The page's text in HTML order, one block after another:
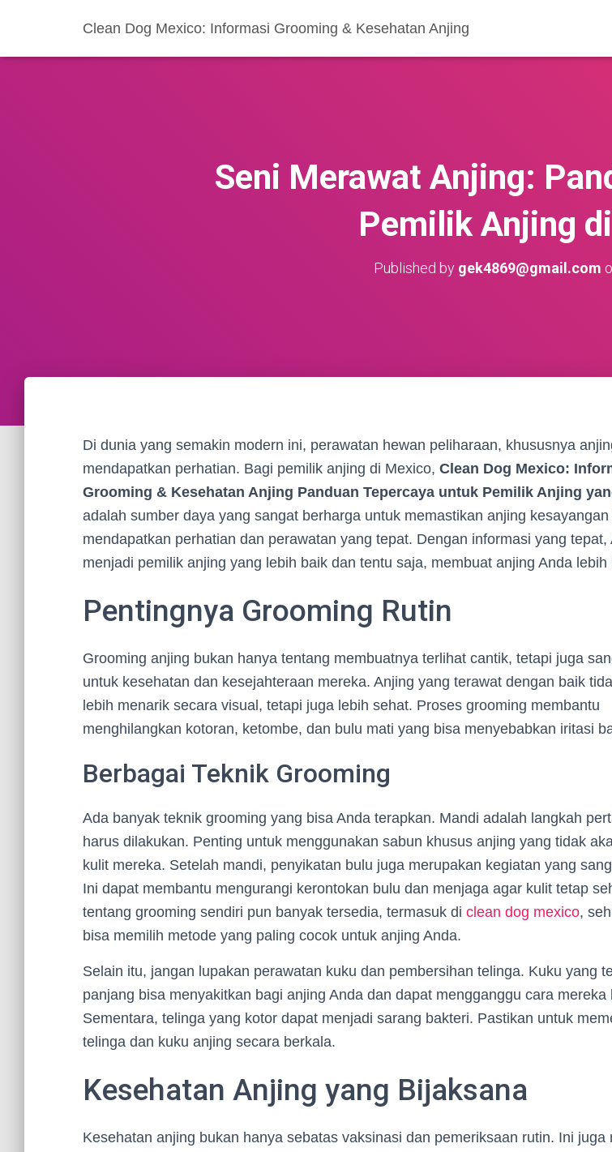
Clean Dog Mexico: Informasi Grooming & Kesehatan Anjing
Seni Merawat Anjing:
Pemilik Anjing
Published by gek4869@gmail.com
Di dunia yang semakin modern ini, perawatan hewan peliharaan, khususnya
mendapatkan perhatian. Bagi pemilik anjing di Mexico, Clean Dog Mexico:
Grooming & Kesehatan Anjing Panduan Tepercaya untuk Pemilik Anjing
adalah sumber daya yang sangat berharga untuk memastikan anjing kesayangan
mendapatkan perhatian dan perawatan yang tepat. Dengan informasi yang tepat,
menjadi pemilik anjing yang lebih baik dan tentu saja, membuat anjing Anda lebih
Pentingnya Grooming Rutin
Grooming anjing bukan hanya tentang membuatnya terlihat cantik, tetapi juga
untuk kesehatan dan kesejahteraan mereka. Anjing yang terawat dengan baik
lebih menarik secara visual, tetapi juga lebih sehat. Proses grooming membantu
menghilangkan kotoran, ketombe, dan bulu mati yang bisa menyebabkan iritasi
Berbagai Teknik Grooming
Ada banyak teknik grooming yang bisa Anda terapkan. Mandi adalah langkah
harus dilakukan. Penting untuk menggunakan sabun khusus anjing yang tidak
kulit mereka. Setelah mandi, penyikatan bulu juga merupakan kegiatan yang
Ini dapat membantu mengurangi kerontokan bulu dan menjaga agar kulit tetap
tentang grooming sendiri pun banyak tersedia, termasuk di clean dog mexico,
bisa memilih metode yang paling cocok untuk anjing Anda.
Selain itu, jangan lupakan perawatan kuku dan pembersihan telinga. Kuku yang
panjang bisa menyakitkan bagi anjing Anda dan dapat mengganggu cara mereka
Sementara, telinga yang kotor dapat menjadi sarang bakteri. Pastikan untuk
telinga dan kuku anjing secara berkala.
Kesehatan Anjing yang Bijaksana
Kesehatan anjing bukan hanya sebatas vaksinasi dan pemeriksaan rutin. Ini juga